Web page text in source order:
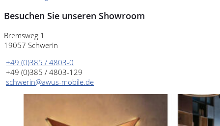
Besuchen Sie unseren Showroom
Bremsweg 1
19057 Schwerin
+49 (0)385 / 4803-0
+49 (0)385 / 4803-129
schwerin@awus-mobile.de